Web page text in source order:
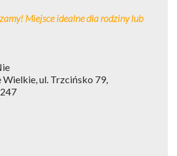
Miejsce idealne dla rodziny lub
Wielkie, ul. Trzcińsko 79,